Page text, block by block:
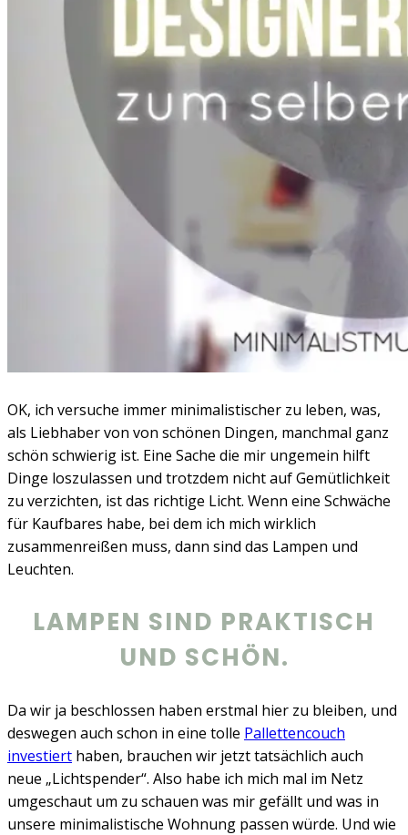
OK, ich versuche immer minimalistischer zu leben, was,
als Liebhaber von von schönen Dingen, manchmal ganz
schön schwierig ist. Eine Sache die mir ungemein hilft
Dinge loszulassen und trotzdem nicht auf Gemütlichkeit
zu verzichten, ist das richtige Licht. Wenn eine Schwäche
für Kaufbares habe, bei dem ich mich wirklich
zusammenreißen muss, dann sind das Lampen und
Leuchten.
LAMPEN SIND PRAKTISCH
UND SCHÖN.
Da wir ja beschlossen haben erstmal hier zu bleiben, und
deswegen auch schon in eine tolle Pallettencouch
investiert haben, brauchen wir jetzt tatsächlich auch
neue „Lichtspender“. Also habe ich mich mal im Netz
umgeschaut um zu schauen was mir gefällt und was in
unsere minimalistische Wohnung passen würde. Und wie